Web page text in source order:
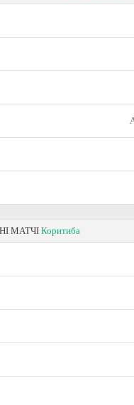
МАТЧІ Коритиба